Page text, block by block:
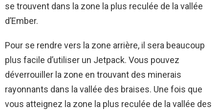
se trouvent dans la zone la plus reculée de la vallée
d’Ember.
Pour se rendre vers la zone arrière, il sera beaucoup
plus facile d’utiliser un Jetpack. Vous pouvez
déverrouiller la zone en trouvant des minerais
rayonnants dans la vallée des braises. Une fois que
vous atteignez la zone la plus reculée de la vallée des